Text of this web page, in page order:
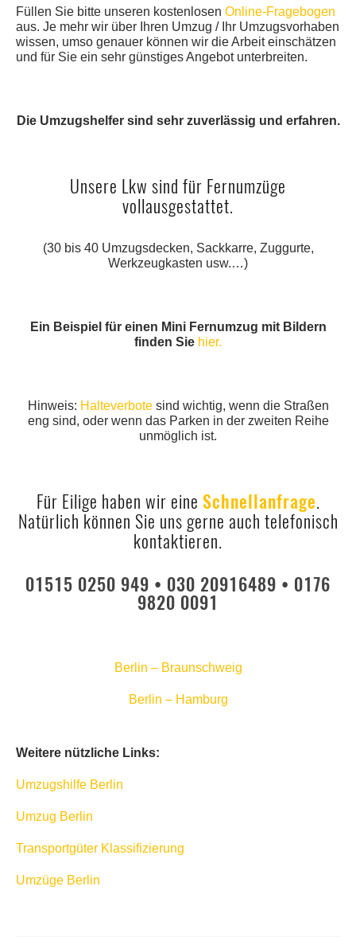
Füllen Sie bitte unseren kostenlosen Online-Fragebogen
aus. Je mehr wir über Ihren Umzug / Ihr Umzugsvorhaben
wissen, umso genauer können wir die Arbeit einschätzen
und für Sie ein sehr günstiges Angebot unterbreiten.
Die Umzugshelfer sind sehr zuverlässig und erfahren.
Unsere Lkw sind für Fernumzüge
vollausgestattet.
(30 bis 40 Umzugsdecken, Sackkarre, Zuggurte,
Werkzeugkasten usw.…)
Ein Beispiel für einen Mini Fernumzug mit Bildern
finden Sie hier.
Hinweis: Halteverbotesind wichtig, wenn die Straßen
eng sind, oder wenn das Parken in der zweiten Reihe
unmöglich ist.
Für Eilige haben wir eine Schnellanfrage.
Natürlich können Sie uns gerne auch telefonisch
kontaktieren.
01515 0250 949 • 030 20916489 • 0176
9820 0091
Berlin – Braunschweig
Berlin – Hamburg
Weitere nützliche Links:
Umzugshilfe Berlin
Umzug Berlin
Transportgüter Klassifizierung
Umzüge Berlin